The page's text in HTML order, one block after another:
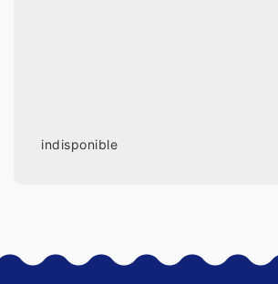
indisponible